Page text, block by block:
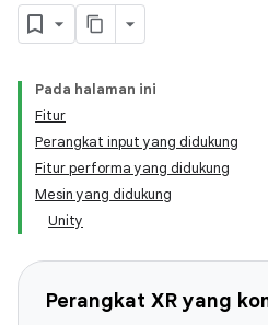
Pada halaman ini
Fitur
Perangkat input yang didukung
Fitur performa yang didukung
Mesin yang didukung
Unity
Perangkat XR yang